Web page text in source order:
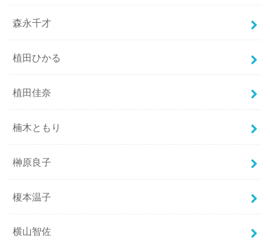
森永千才
植田ひかる
植田佳奈
楠木ともり
榊原良子
榎本温子
横山智佐